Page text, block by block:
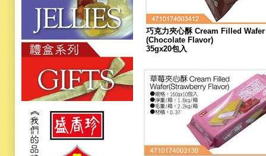
巧克力夾心酥 Cream Filled Wafer
(Chocolate Flavor)
35gx20包入